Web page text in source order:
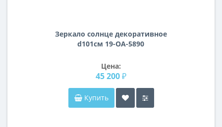
Зеркало солнце декоративное
d101см 19-OA-5890
Цена:
45 200 ₽
Купить